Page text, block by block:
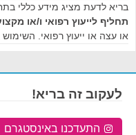
בריא לדעת מציג מידע כללי
תחליף לייעוץ רפואי ו/או
או עצה או ייעוץ רפואי.
לעקוב זה בריא!
התעדכנו באינסטגרם